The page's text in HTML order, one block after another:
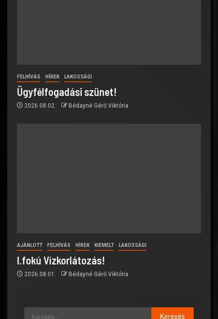
FELHÍVÁS HÍREK LAKOSSÁGI
Ügyfélfogadási szünet!
2026.08.02. Bédayné Géró Viktória
AJÁNLOTT FELHÍVÁS HÍREK KIEMELT LAKOSSÁGI
I.fokú Vízkorlátozás!
2026.08.01. Bédayné Géró Viktória